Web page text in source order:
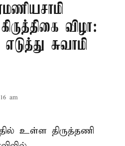
விழா:
சுவாமி
am
உள்ள திருத்தணி